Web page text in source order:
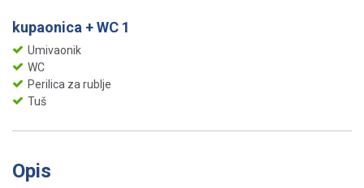
kupaonica + WC 1
Umivaonik
WC
Perilica za rublje
Tuš
Opis